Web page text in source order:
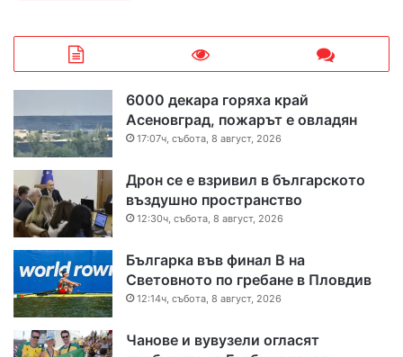
6000 декара горяха край
Асеновград, пожарът е овладян
17:07ч, събота, 8 август, 2026
Дрон се е взривил в българското
въздушно пространство
12:30ч, събота, 8 август, 2026
Българка във финал B на
Световното по гребане в Пловдив
12:14ч, събота, 8 август, 2026
Чанове и вувузели огласят